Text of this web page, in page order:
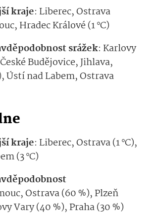
kraje: Liberec, Ostrava
Hradec Králové (1°C)
srážek: Karlovy
Budějovice, Jihlava,
Ústí nad Labem, Ostrava
kraje: Liberec, Ostrava (1°C),
(3°C)
Ostrava (60 %), Plzeň
Vary (40 %), Praha (30 %)